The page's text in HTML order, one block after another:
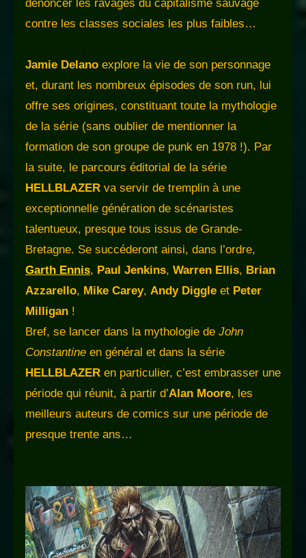
dénoncer les ravages du capitalisme sauvage
contre les classes sociales les plus faibles…
Jamie Delano explore la vie de son personnage
et, durant les nombreux épisodes de son run, lui
offre ses origines, constituant toute la mythologie
de la série (sans oublier de mentionner la
formation de son groupe de punk en 1978 !). Par
la suite, le parcours éditorial de la série
HELLBLAZER va servir de tremplin à une
exceptionnelle génération de scénaristes
talentueux, presque tous issus de Grande-
Bretagne. Se succéderont ainsi, dans l’ordre,
Garth Ennis, Paul Jenkins, Warren Ellis, Brian
Azzarello, Mike Carey, Andy Diggle et Peter
Milligan !
Bref, se lancer dans la mythologie de John
Constantine en général et dans la série
HELLBLAZER en particulier, c’est embrasser une
période qui réunit, à partir d’Alan Moore, les
meilleurs auteurs de comics sur une période de
presque trente ans…